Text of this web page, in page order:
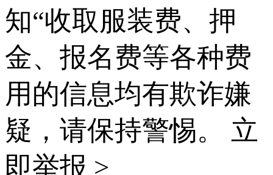
知“收取服装费、押
金、报名费等各种费
用的信息均有欺诈嫌
疑，请保持警惕。 立
即举报 >